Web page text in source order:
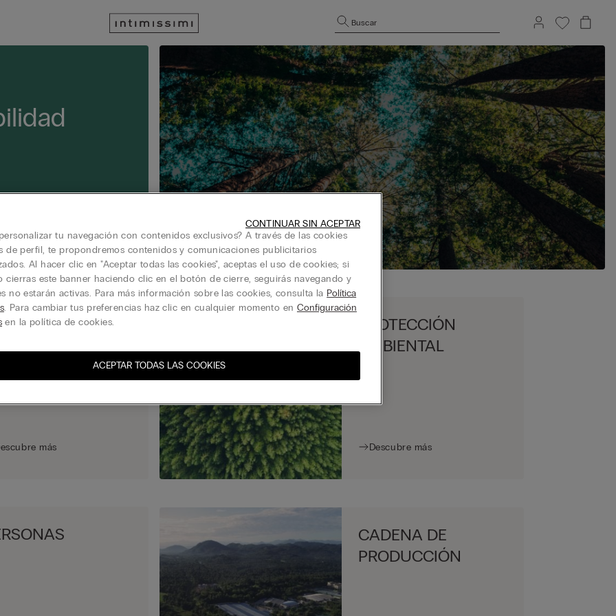
Buscar
más
PROTECCIÓN
AMBIENTAL
Descubre más
CADENA DE
PRODUCCIÓN
tu navegación con contenidos exclusivos? A través de las cookies
de perfil, te propondremos contenidos y comunicaciones publicitarios
Al hacer clic en "Aceptar todas las cookies", aceptas el uso de cookies; si
cierras este banner haciendo clic en el botón de cierre, seguirás navegando y
no estarán activas. Para más información sobre las cookies, consulta la Política
. Para cambiar tus preferencias haz clic en cualquier momento en Configuración
en la política de cookies.
ACEPTAR TODAS LAS COOKIES
CONTINUAR SIN ACEPTAR